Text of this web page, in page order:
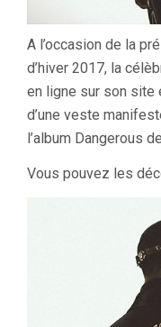
A l’occasion de la
d’hiver 2017, la
en ligne sur son site
d’une veste
l’album Dangerous
Vous pouvez les